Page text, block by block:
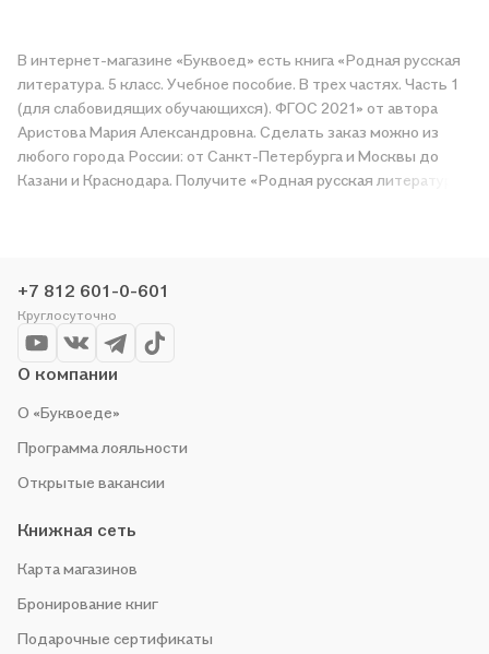
В интернет-магазине «Буквоед» есть книга «Родная русская
литература. 5 класс. Учебное пособие. В трех частях. Часть 1
(для слабовидящих обучающихся). ФГОС 2021» от автора
Аристова Мария Александровна. Сделать заказ можно из
любого города России: от Санкт-Петербурга и Москвы до
Казани и Краснодара. Получите «Родная русская литература.
по приятной цене. Например, организуем конкурсы и
проводим акции. Оставайтесь с нами, чтобы не упустить
выгоду!
+7 812 601-0-601
Круглосуточно
О компании
О «Буквоеде»
Программа лояльности
Открытые вакансии
Книжная сеть
Карта магазинов
Бронирование книг
Подарочные сертификаты